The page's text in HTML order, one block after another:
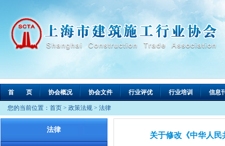
首 页 协会概况 协会文件 行业评优 行业培训 信息
您的当前位置： 首页 > 政策法规 > 法律
法律
关于修改《中华人